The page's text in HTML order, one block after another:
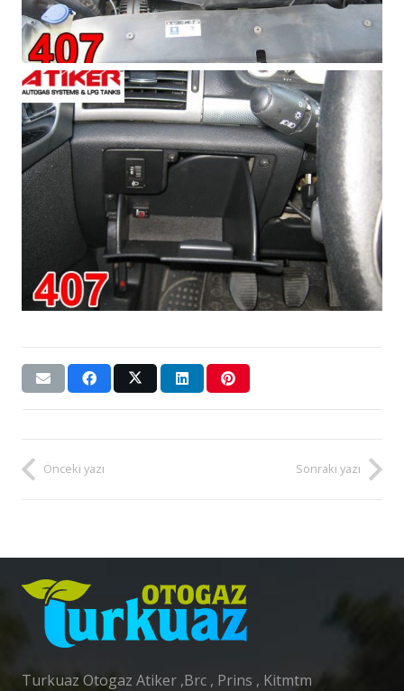
Önceki yazı Sonraki yazı
Turkuaz Otogaz Atiker ,Brc , Prins , Kitmtm